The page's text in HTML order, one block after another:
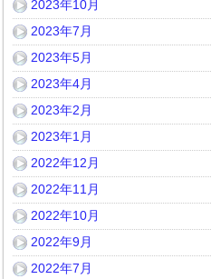
2023年10月
2023年7月
2023年5月
2023年4月
2023年2月
2023年1月
2022年12月
2022年11月
2022年10月
2022年9月
2022年7月